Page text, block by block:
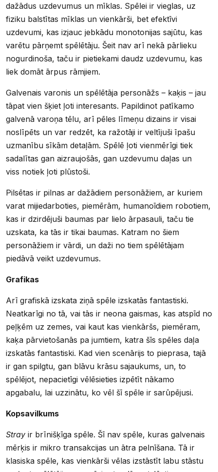
dažādus uzdevumus un mīklas. Spēlei ir vieglas, uz
fiziku balstītas mīklas un vienkārši, bet efektīvi
uzdevumi, kas izjauc jebkādu monotonijas sajūtu, kas
varētu pārņemt spēlētāju. Šeit nav arī nekā pārlieku
nogurdinoša, taču ir pietiekami daudz uzdevumu, kas
liek domāt ārpus rāmjiem.
Galvenais varonis un spēlētāja personāžs – kaķis – jau
tāpat vien šķiet ļoti interesants. Papildinot patīkamo
galvenā varoņa tēlu, arī pēles līmeņu dizains ir visai
noslīpēts un var redzēt, ka ražotāji ir veltījuši īpašu
uzmanību sīkām detaļām. Spēlē ļoti vienmērīgi tiek
sadalītas gan aizraujošās, gan uzdevumu daļas un
viss notiek ļoti plūstoši.
Pilsētas ir pilnas ar dažādiem personāžiem, ar kuriem
varat mijiedarboties, piemērām, humanoīdiem robotiem,
kas ir dzirdējuši baumas par lielo ārpasauli, taču tie
uzskata, ka tās ir tikai baumas. Katram no šiem
personāžiem ir vārdi, un daži no tiem spēlētājam
piedāvā veikt uzdevumus.
Grafikas
Arī grafiskā izskata ziņā spēle izskatās fantastiski.
Neatkarīgi no tā, vai tās ir neona gaismas, kas atspīd no
peļķēm uz zemes, vai kaut kas vienkāršs, piemēram,
kaķa pārvietošanās pa jumtiem, katra šīs spēles daļa
izskatās fantastiski. Kad vien scenārijs to pieprasa, tajā
ir gan spilgtu, gan blāvu krāsu sajaukums, un, to
spēlējot, nepacietīgi vēlēsieties izpētīt nākamo
apgabalu, lai uzzinātu, ko vēl šī spēle ir sarūpējusi.
Kopsavilkums
Stray ir brīnišķīga spēle. Šī nav spēle, kuras galvenais
mērķis ir mikro transakcijas un ātra pelnīšana. Tā ir
klasiska spēle, kas vienkārši vēlas izstāstīt labu stāstu